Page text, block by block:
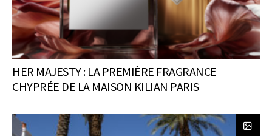
HER MAJESTY : LA PREMIÈRE FRAGRANCE
CHYPRÉE DE LA MAISON KILIAN PARIS